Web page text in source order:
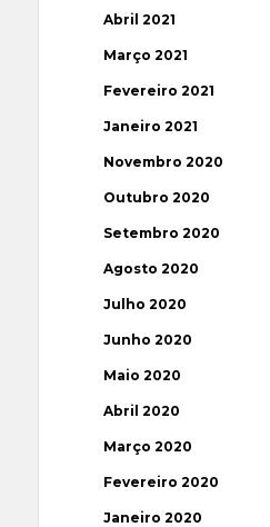
Abril 2021
Março 2021
Fevereiro 2021
Janeiro 2021
Novembro 2020
Outubro 2020
Setembro 2020
Agosto 2020
Julho 2020
Junho 2020
Maio 2020
Abril 2020
Março 2020
Fevereiro 2020
Janeiro 2020